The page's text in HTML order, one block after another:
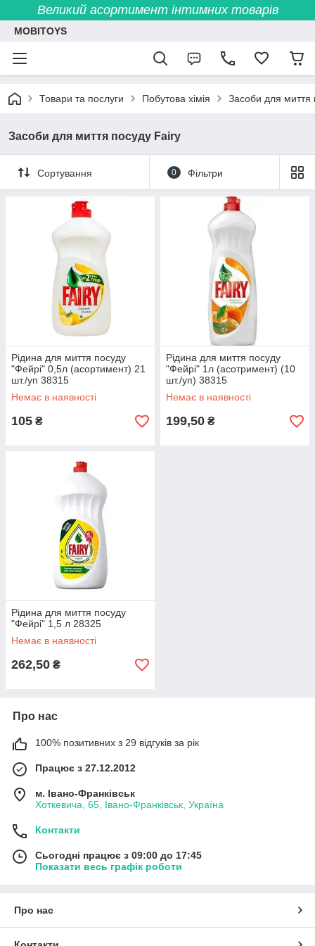
Великий асортимент інтимних товарів
MOBITOYS
Товари та послуги Побутова хімія Засоби для миття
Засоби для миття посуду Fairy
Сортування 0 Фільтри
Рідина для миття посуду
"Фейрі" 0,5л (асортимент) 21
шт./уп 38315
Немає в наявності
105 ₴
Рідина для миття посуду
"Фейрі" 1л (асотримент) (10
шт./уп) 38315
Немає в наявності
199,50 ₴
Рідина для миття посуду
"Фейрі" 1,5 л 28325
Немає в наявності
262,50 ₴
Про нас
100% позитивних з 29 відгуків за рік
Працює з 27.12.2012
м. Івано-Франківськ
Хоткевича, 65, Івано-Франківськ, Україна
Контакти
Сьогодні працює з 09:00 до 17:45
Показати весь графік роботи
Про нас